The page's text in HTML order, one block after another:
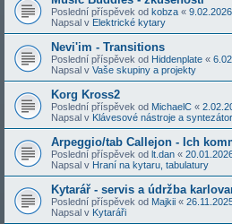
Poslední příspěvek od kobza «
Napsal v Elektrické kytary
Nevi'im - Transitions
Poslední příspěvek od Hiddenplate «
Napsal v Vaše skupiny a projekty
Korg Kross2
Poslední příspěvek od MichaelC «
Napsal v Klávesové nástroje a
Arpeggio/tab Callejon - Ich
Poslední příspěvek od lt.dan «
Napsal v Hraní na kytaru, tabulatury
Kytarář - servis a údržba
Poslední příspěvek od Majkii «
Napsal v Kytaráři